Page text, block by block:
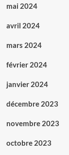
mai 2024
avril 2024
mars 2024
février 2024
janvier 2024
décembre 2023
novembre 2023
octobre 2023